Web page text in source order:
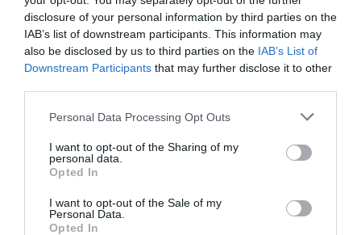
disclosure of your personal information by third parties on the
IAB’s list of downstream participants. This information may
also be disclosed by us to third parties on the IAB’s List of
Downstream Participants that may further disclose it to other
Personal Data Processing Opt Outs
I want to opt-out of the Sharing of my
personal data.
Opted In
I want to opt-out of the Sale of my
Personal Data.
Opted In
fördrink eller tilltugg. Gott och nyttigt med
sötpotatis...
RECEPT